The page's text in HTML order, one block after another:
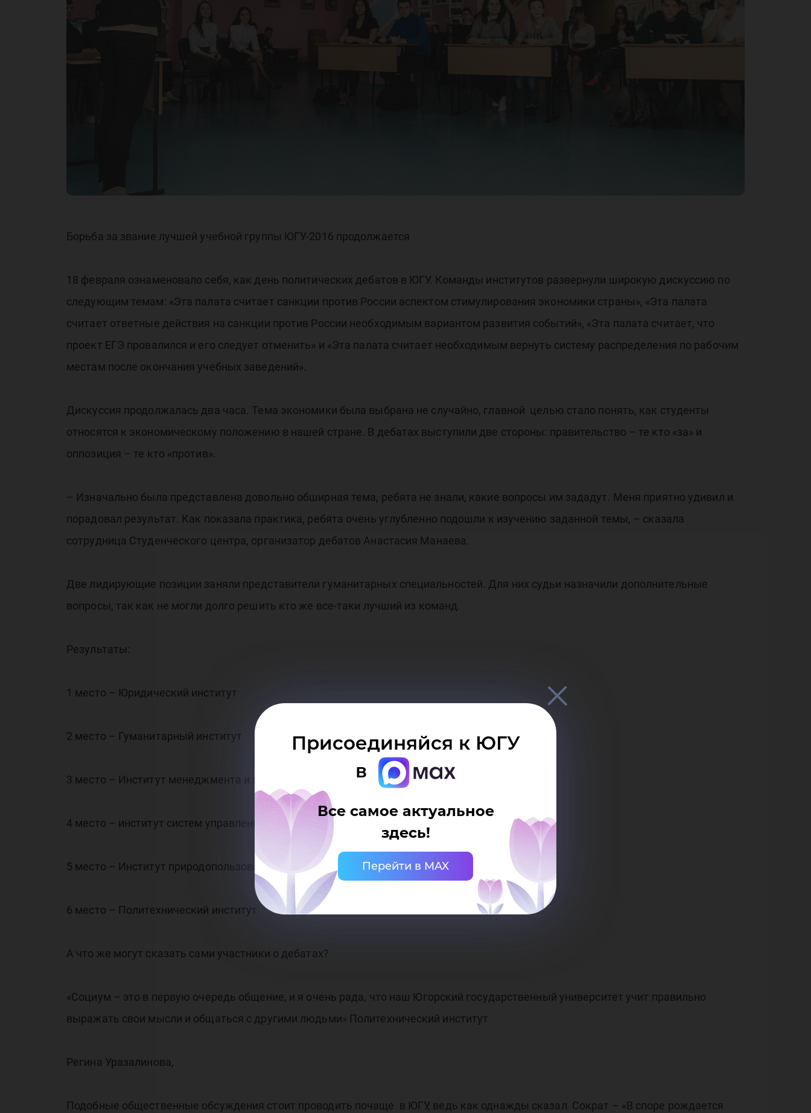
Присоединяйся к ЮГУ
в
Все самое актуальное
здесь!
Перейти в MAX
Борьба за звание лучшей учебной группы ЮГУ-2016 продолжается
18 февраля ознаменовало себя, как день политических дебатов в ЮГУ. Команды институтов развернули широкую дискуссию по
следующим темам: «Эта палата считает санкции против России аспектом стимулирования экономики страны», «Эта палата
считает ответные действия на санкции против России необходимым вариантом развития событий», «Эта палата считает, что
проект ЕГЭ провалился и его следует отменить» и «Эта палата считает необходимым вернуть систему распределения по рабочим
местам после окончания учебных заведений».
Дискуссия продолжалась два часа. Тема экономики была выбрана не случайно, главной целью стало понять, как студенты
относятся к экономическому положению в нашей стране. В дебатах выступили две стороны: правительство – те кто «за» и
оппозиция – те кто «против».
– Изначально была представлена довольно обширная тема, ребята не знали, какие вопросы им зададут. Меня приятно удивил и
порадовал результат. Как показала практика, ребята очень углубленно подошли к изучению заданной темы, – сказала
сотрудница Студенческого центра, организатор дебатов Анастасия Манаева.
Две лидирующие позиции заняли представители гуманитарных специальностей. Для них судьи назначили дополнительные
вопросы, так как не могли долго решить кто же все-таки лучший из команд.
Результаты:
1 место – Юридический институт
2 место – Гуманитарный институт
3 место – Институт менеджмента и экономики
4 место – институт систем управления и информационных технологий
5 место – Институт природопользования
6 место – Политехнический институт
А что же могут сказать сами участники о дебатах?
«Социум – это в первую очередь общение, и я очень рада, что наш Югорский государственный университет учит правильно
выражать свои мысли и общаться с другими людьми» Политехнический институт
Регина Уразалинова,
Подобные общественные обсуждения стоит проводить почаще в ЮГУ, ведь как однажды сказал Сократ – «В споре рождается